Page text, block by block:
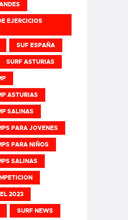
EJERCICIOS
SUF ESPAÑA
SURF ASTURIAS
ASTURIAS
SALINAS
PARA JOVENES
PARA NIÑOS
SALINAS
2023
SURF NEWS